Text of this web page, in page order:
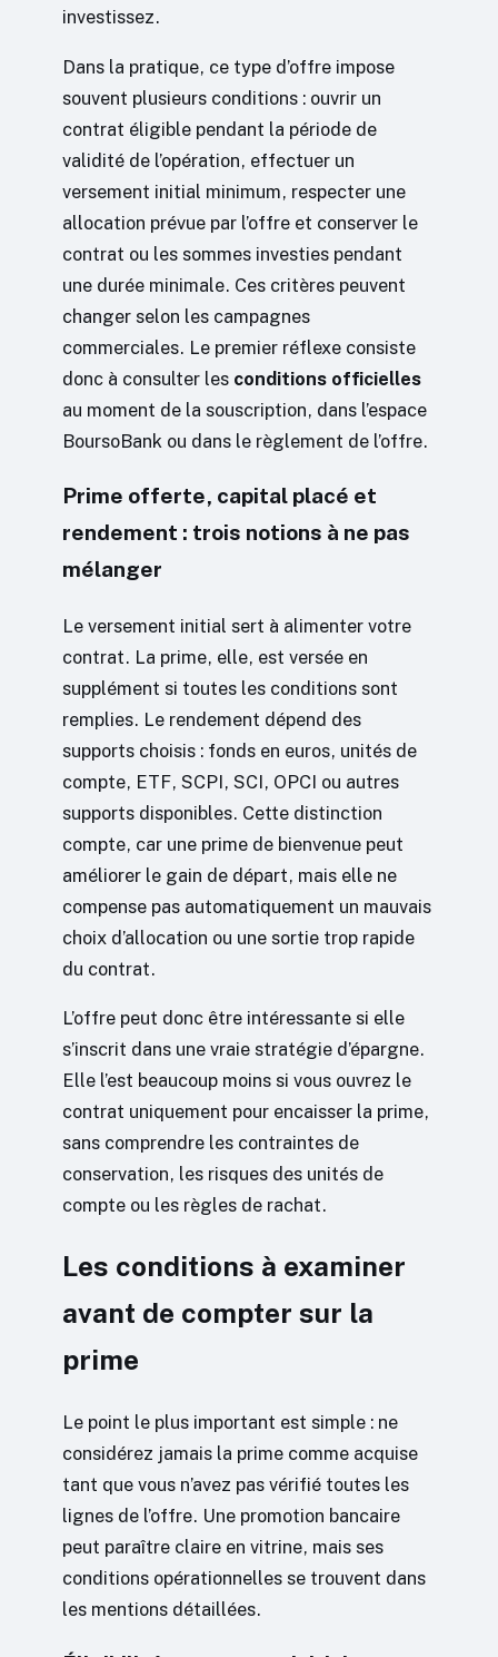
investissez.
Dans la pratique, ce type d’offre impose
souvent plusieurs conditions : ouvrir un
contrat éligible pendant la période de
validité de l’opération, effectuer un
versement initial minimum, respecter une
allocation prévue par l’offre et conserver le
contrat ou les sommes investies pendant
une durée minimale. Ces critères peuvent
changer selon les campagnes
commerciales. Le premier réflexe consiste
donc à consulter les conditions officielles
au moment de la souscription, dans l’espace
BoursoBank ou dans le règlement de l’offre.
Prime offerte, capital placé et
rendement : trois notions à ne pas
mélanger
Le versement initial sert à alimenter votre
contrat. La prime, elle, est versée en
supplément si toutes les conditions sont
remplies. Le rendement dépend des
supports choisis : fonds en euros, unités de
compte, ETF, SCPI, SCI, OPCI ou autres
supports disponibles. Cette distinction
compte, car une prime de bienvenue peut
améliorer le gain de départ, mais elle ne
compense pas automatiquement un mauvais
choix d’allocation ou une sortie trop rapide
du contrat.
L’offre peut donc être intéressante si elle
s’inscrit dans une vraie stratégie d’épargne.
Elle l’est beaucoup moins si vous ouvrez le
contrat uniquement pour encaisser la prime,
sans comprendre les contraintes de
conservation, les risques des unités de
compte ou les règles de rachat.
Les conditions à examiner
avant de compter sur la
prime
Le point le plus important est simple : ne
considérez jamais la prime comme acquise
tant que vous n’avez pas vérifié toutes les
lignes de l’offre. Une promotion bancaire
peut paraître claire en vitrine, mais ses
conditions opérationnelles se trouvent dans
les mentions détaillées.